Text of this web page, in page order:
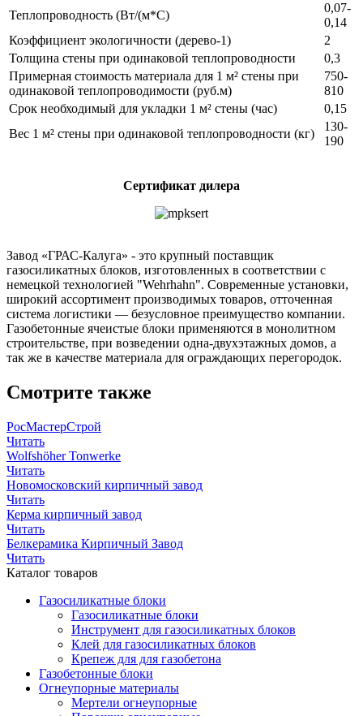
Теплопроводность (Вт/(м*С)
0,07-
0,14
Коэффициент экологичности (дерево-1)
2
Толщина стены при одинаковой теплопроводности
0,3
Примерная стоимость материала для 1 м² стены при
одинаковой теплопроводимости (руб.м)
750-
810
Срок необходимый для укладки 1 м² стены (час)
0,15
Вес 1 м² стены при одинаковой теплопроводности (кг)
130-
190
Сертификат дилера
Завод «ГРАС-Калуга» - это крупный поставщик
газосиликатных блоков, изготовленных в соответствии с
немецкой технологией "Wehrhahn". Современные установки,
широкий ассортимент производимых товаров, отточенная
система логистики — безусловное преимущество компании.
Газобетонные ячеистые блоки применяются в монолитном
строительстве, при возведении одна-двухэтажных домов, а
так же в качестве материала для ограждающих перегородок.
Смотрите также
РосМастерСтрой
Читать
Wolfshöher Tonwerke
Читать
Новомосковский кирпичный завод
Читать
Керма кирпичный завод
Читать
Белкерамика Кирпичный Завод
Читать
Каталог товаров
Газосиликатные блоки
Газосиликатные блоки
Инструмент для газосиликатных блоков
Клей для газосиликатных блоков
Крепеж для для газобетона
Газобетонные блоки
Огнеупорные материалы
Мертели огнеупорные